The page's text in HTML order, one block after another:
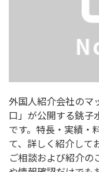
外国人紹介会社のマ
口」が公開する銚子
です。特長・実績・
て、詳しく紹介して
ご相談および紹介の